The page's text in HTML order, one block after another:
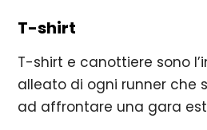
T-shirt
T-shirt e canottiere sono
alleato di ogni runner che
ad affrontare una gara